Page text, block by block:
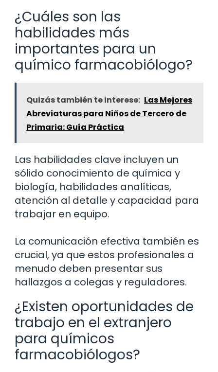
¿Cuáles son las
habilidades más
importantes para un
químico farmacobiólogo?
Quizás también te interese: Las Mejores
Abreviaturas para Niños de Tercero de
Primaria: Guía Práctica
Las habilidades clave incluyen un
sólido conocimiento de química y
biología, habilidades analíticas,
atención al detalle y capacidad para
trabajar en equipo.
La comunicación efectiva también es
crucial, ya que estos profesionales a
menudo deben presentar sus
hallazgos a colegas y reguladores.
¿Existen oportunidades de
trabajo en el extranjero
para químicos
farmacobiólogos?